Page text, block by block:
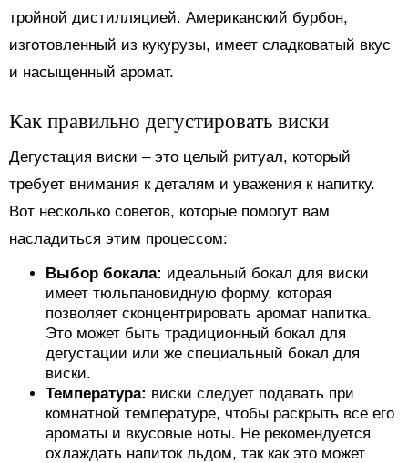
тройной дистилляцией. Американский бурбон,
изготовленный из кукурузы, имеет сладковатый вкус
и насыщенный аромат.
Как правильно дегустировать виски
Дегустация виски – это целый ритуал, который
требует внимания к деталям и уважения к напитку.
Вот несколько советов, которые помогут вам
насладиться этим процессом:
Выбор бокала: идеальный бокал для виски
имеет тюльпановидную форму, которая
позволяет сконцентрировать аромат напитка.
Это может быть традиционный бокал для
дегустации или же специальный бокал для
виски.
Температура: виски следует подавать при
комнатной температуре, чтобы раскрыть все его
ароматы и вкусовые ноты. Не рекомендуется
охлаждать напиток льдом, так как это может